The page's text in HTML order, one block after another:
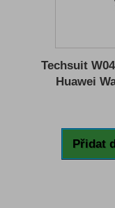
Techsuit
Huawei
Přidat